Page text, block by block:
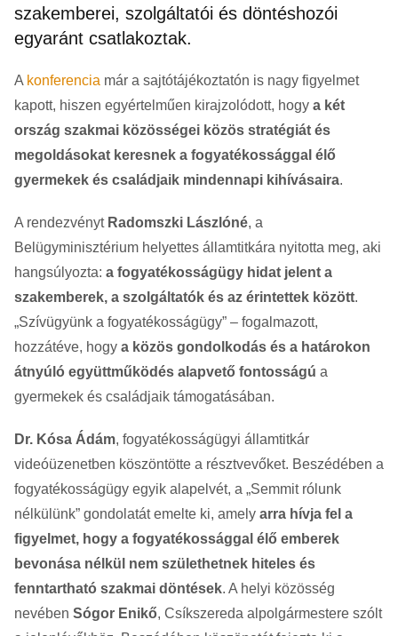
szakemberei, szolgáltatói és döntéshozói
egyaránt csatlakoztak.
A konferencia már a sajtótájékoztatón is nagy figyelmet
kapott, hiszen egyértelműen kirajzolódott, hogy a két
ország szakmai közösségei közös stratégiát és
megoldásokat keresnek a fogyatékossággal élő
gyermekek és családjaik mindennapi kihívásaira.
A rendezvényt Radomszki Lászlóné, a
Belügyminisztérium helyettes államtitkára nyitotta meg, aki
hangsúlyozta: a fogyatékosságügy hidat jelent a
szakemberek, a szolgáltatók és az érintettek között.
„Szívügyünk a fogyatékosságügy” – fogalmazott,
hozzátéve, hogy a közös gondolkodás és a határokon
átnyúló együttműködés alapvető fontosságú a
gyermekek és családjaik támogatásában.
Dr. Kósa Ádám, fogyatékosságügyi államtitkár
videóüzenetben köszöntötte a résztvevőket. Beszédében a
fogyatékosságügy egyik alapelvét, a „Semmit rólunk
nélkülünk” gondolatát emelte ki, amely arra hívja fel a
figyelmet, hogy a fogyatékossággal élő emberek
bevonása nélkül nem születhetnek hiteles és
fenntartható szakmai döntések. A helyi közösség
nevében Sógor Enikő, Csíkszereda alpolgármestere szólt